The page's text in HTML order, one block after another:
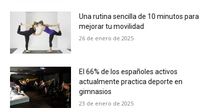
Una rutina sencilla de 10 minutos para
mejorar tu movilidad
26 de enero de 2025
El 66% de los españoles activos
actualmente practica deporte en
gimnasios
23 de enero de 2025